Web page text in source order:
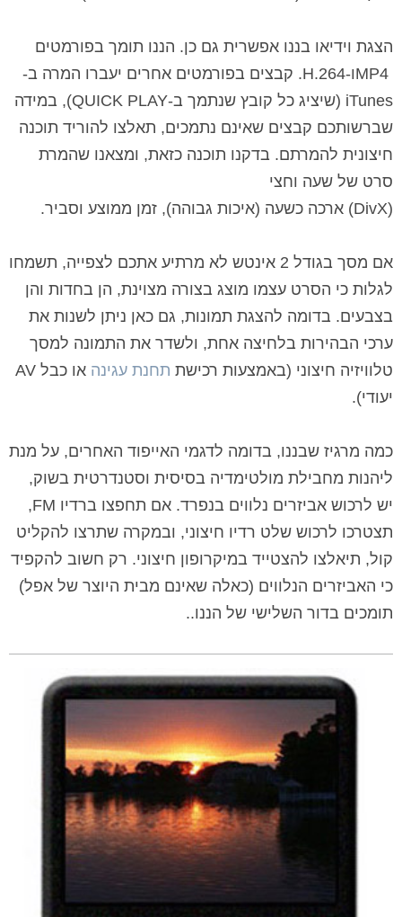
הצגת וידיאו בננו אפשרית גם כן. הננו תומך בפורמטים
MP4ו-264. H. קבצים בפורמטים אחרים יעברו המרה ב-
iTunes (שיציג כל קובץ שנתמך ב-QUICK PLAY), במידה
שברשותכם קבצים שאינם נתמכים, תאלצו להוריד תוכנה
חיצונית להמרתם. בדקנו תוכנה כזאת, ומצאנו שהמרת
סרט של שעה וחצי
(
DivX) ארכה כשעה (איכות גבוהה), זמן ממוצע וסביר.
אם מסך בגודל 2 אינטש לא מרתיע אתכם לצפייה, תשמחו
לגלות כי הסרט עצמו מוצג בצורה מצוינת, הן בחדות והן
בצבעים. בדומה להצגת תמונות, גם כאן ניתן לשנות את
ערכי הבהירות בלחיצה אחת, ולשדר את התמונה למסך
טלוויזיה חיצוני (באמצעות רכישת תחנת עגינה או כבל AV
יעודי).
כמה מרגיז שבננו, בדומה לדגמי האייפוד האחרים, על מנת
ליהנות מחבילת מולטימדיה בסיסית וסטנדרטית בשוק,
יש לרכוש אביזרים נלווים בנפרד. אם תחפצו ברדיו FM
,
תצטרכו לרכוש שלט רדיו חיצוני, ובמקרה שתרצו להקליט
קול, תיאלצו להצטייד במיקרופון חיצוני. רק חשוב להקפיד
כי האביזרים הנלווים (כאלה שאינם מבית היוצר של אפל)
תומכים בדור השלישי של הננו..